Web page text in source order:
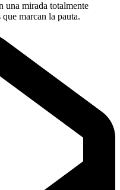
una mirada totalmente
marcan la pauta.